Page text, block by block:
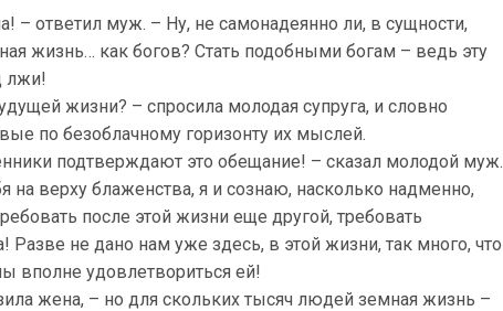
– ответил муж. – Ну, не самонадеянно ли, в сущности,
жизнь… как богов? Стать подобными богам – ведь эту
лжи!
жизни? – спросила молодая супруга, и словно
по безоблачному горизонту их мыслей.
подтверждают это обещание! – сказал молодой муж.
на верху блаженства, я и сознаю, насколько надменно,
после этой жизни еще другой, требовать
не дано нам уже здесь, в этой жизни, так много, что
удовлетвориться ей!
жена, – но для скольких тысяч людей земная жизнь –